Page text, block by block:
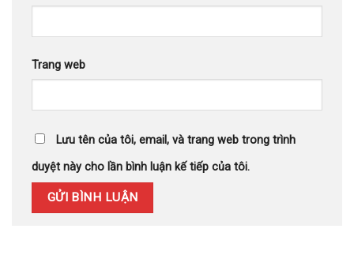
Trang web
Lưu tên của tôi, email, và trang web trong trình
duyệt này cho lần bình luận kế tiếp của tôi.